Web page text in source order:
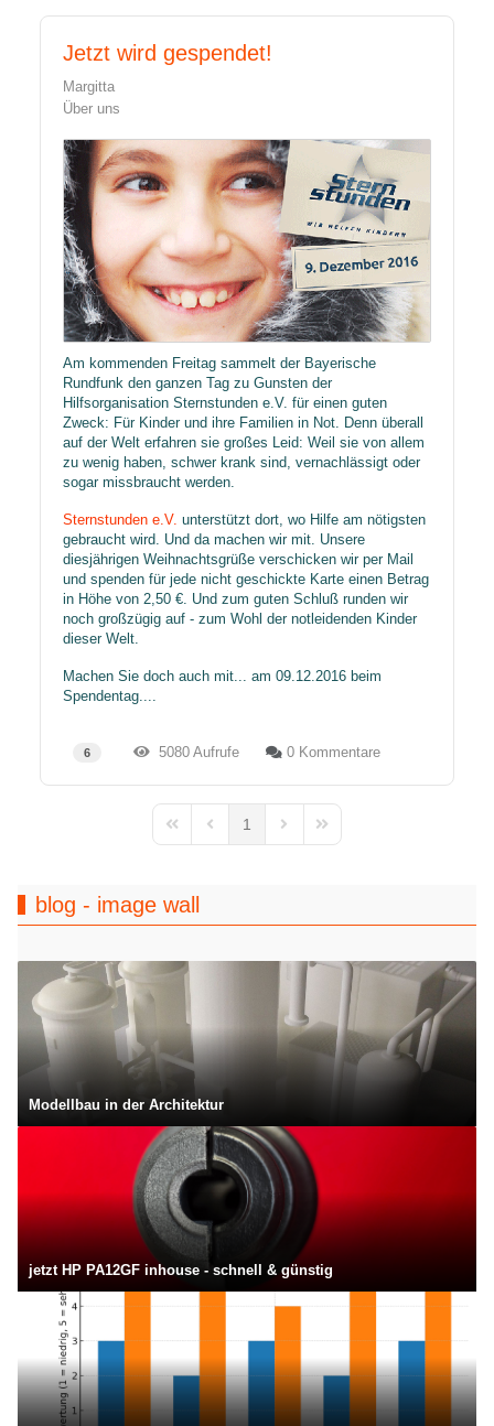
Jetzt wird gespendet!
Margitta
Über uns
Am kommenden Freitag sammelt der Bayerische
Rundfunk den ganzen Tag zu Gunsten der
Hilfsorganisation Sternstunden e.V. für einen guten
Zweck: Für Kinder und ihre Familien in Not. Denn überall
auf der Welt erfahren sie großes Leid: Weil sie von allem
zu wenig haben, schwer krank sind, vernachlässigt oder
sogar missbraucht werden.
Sternstunden e.V. unterstützt dort, wo Hilfe am nötigsten
gebraucht wird. Und da machen wir mit. Unsere
diesjährigen Weihnachtsgrüße verschicken wir per Mail
und spenden für jede nicht geschickte Karte einen Betrag
in Höhe von 2,50 €. Und zum guten Schluß runden wir
noch großzügig auf - zum Wohl der notleidenden Kinder
dieser Welt.
Machen Sie doch auch mit... am 09.12.2016 beim
Spendentag....
6 5080 Aufrufe 0 Kommentare
First PagePrevious Page
1
Next PageLast Page
blog - image wall
Modellbau in der Architektur
jetzt HP PA12GF inhouse - schnell & günstig